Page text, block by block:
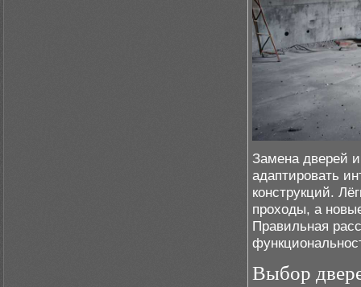
Замена дверей
адаптировать
конструкций.
проходы, а
Правильная
Выбор